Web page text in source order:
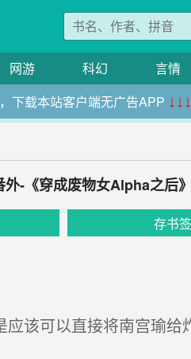
网游 科幻 言情
下载本站客户端无广告APP ↓↓↓
-《穿成废物女Alpha之后》
存书签
该可以直接将南宫瑜给